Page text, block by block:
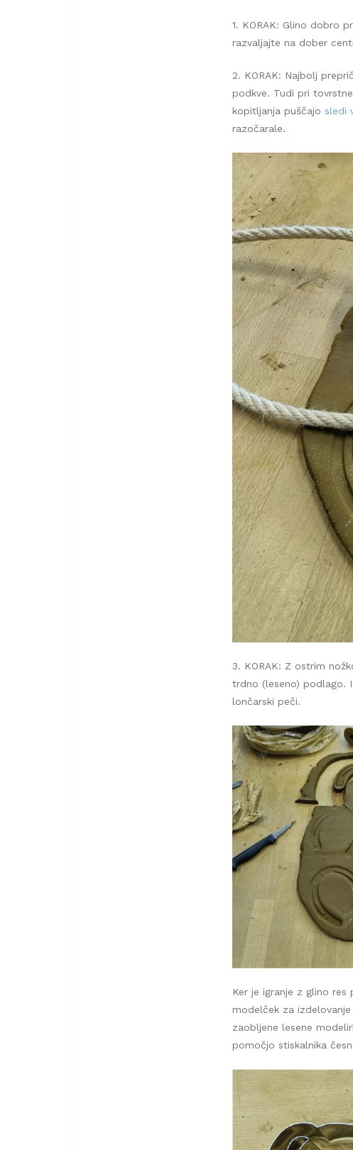
1. KORAK: Glino dobro
razvaljajte na dober
2. KORAK: Najbolj
podkve. Tudi pri
kopitljanja puščajo sledi
razočarale.
3. KORAK: Z ostrim
trdno (leseno) podlago.
lončarski peči.
Ker je igranje z glino
modelček za
zaobljene lesene
pomočjo stiskalnika